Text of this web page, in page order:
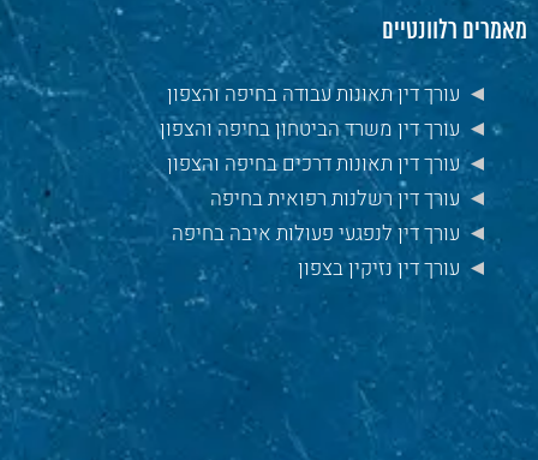
מאמרים רלוונטיים
עורך דין תאונות עבודה בחיפה והצפון
עורך דין משרד הביטחון בחיפה והצפון
עורך דין תאונות דרכים בחיפה והצפון
עורך דין רשלנות רפואית בחיפה
עורך דין לנפגעי פעולות איבה בחיפה
עורך דין נזיקין בצפון